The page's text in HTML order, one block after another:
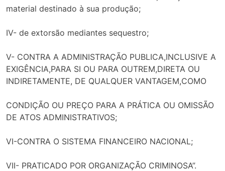
material destinado à sua produção;
IV- de extorsão mediantes sequestro;
V- CONTRA A ADMINISTRAÇÃO PUBLICA,INCLUSIVE A
EXIGÊNCIA,PARA SI OU PARA OUTREM,DIRETA OU
INDIRETAMENTE, DE QUALQUER VANTAGEM,COMO
CONDIÇÃO OU PREÇO PARA A PRÁTICA OU OMISSÃO
DE ATOS ADMINISTRATIVOS;
VI-CONTRA O SISTEMA FINANCEIRO NACIONAL;
VII- PRATICADO POR ORGANIZAÇÃO CRIMINOSA”.